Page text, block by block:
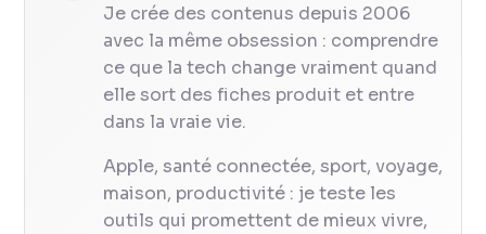
Je crée des contenus depuis 2006
avec la même obsession : comprendre
ce que la tech change vraiment quand
elle sort des fiches produit et entre
dans la vraie vie.
Apple, santé connectée, sport, voyage,
maison, productivité : je teste les
outils qui promettent de mieux vivre,